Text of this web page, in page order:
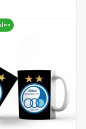
100هزار ت تخفیف